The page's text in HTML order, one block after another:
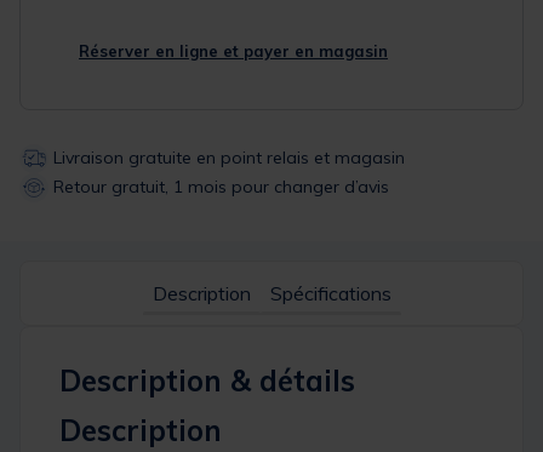
Réserver en ligne et payer en magasin
Livraison gratuite en point relais et magasin
Retour gratuit, 1 mois pour changer d’avis
Description Spécifications
Description & détails
Description